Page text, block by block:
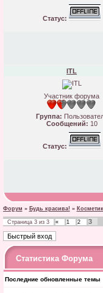
Статус:
ITL
Участник форума
Группа:
Сообщений: 10
Статус:
Форум » Будь красива! »
Страница 3из 3 « 1 2 3
Статистика Форума
Последние обновленные темы